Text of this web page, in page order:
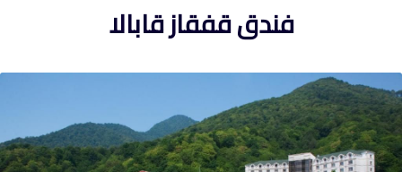
فندق قفقاز قابالا